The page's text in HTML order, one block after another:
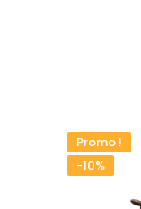
Promo !
-10%